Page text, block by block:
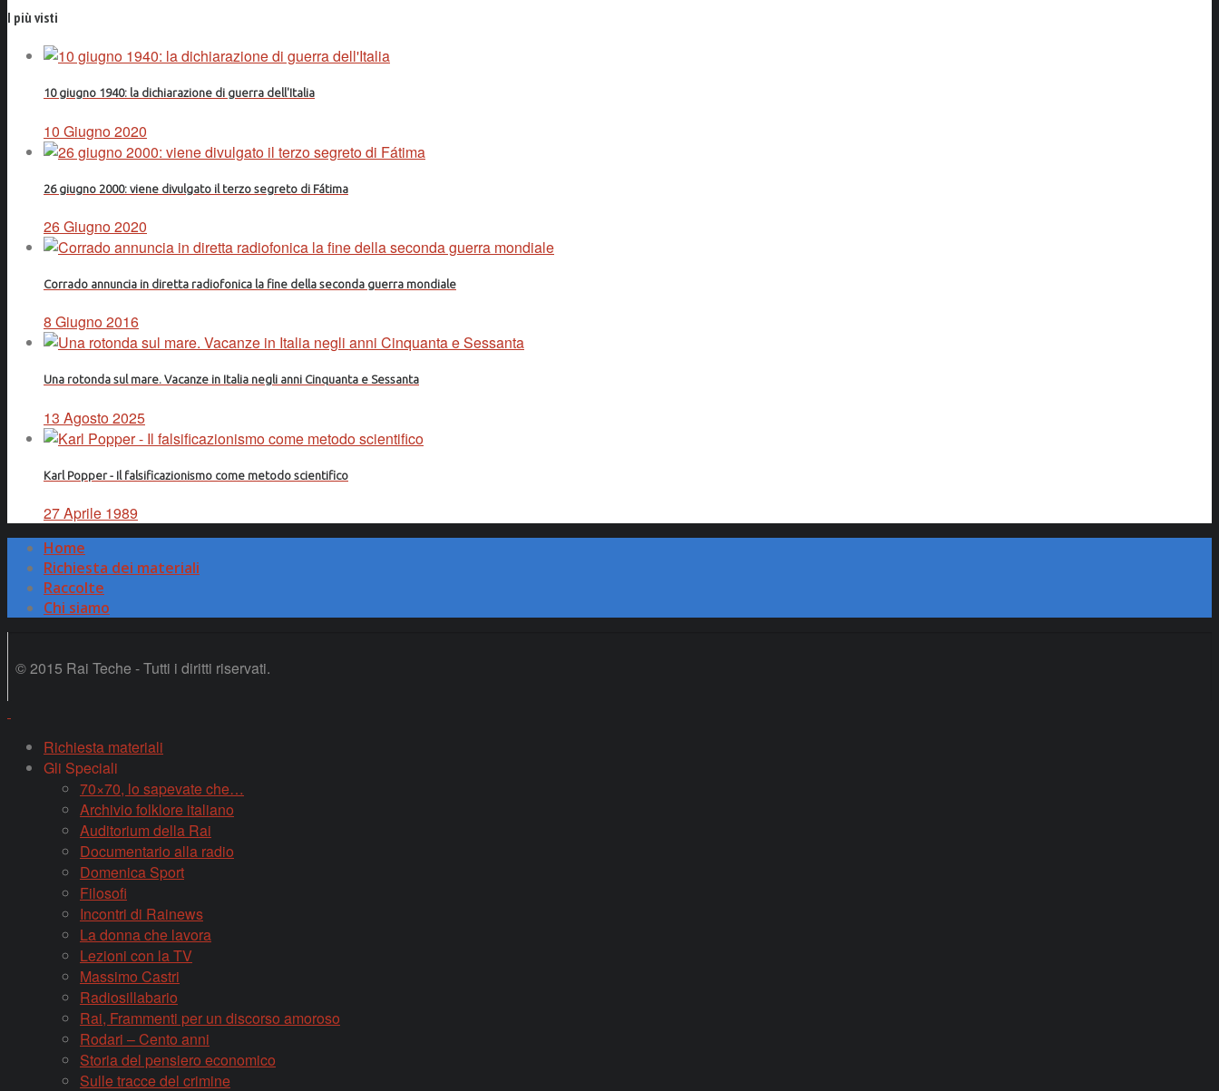
I più visti
10 giugno 1940: la dichiarazione di guerra dell'Italia
10 Giugno 2020
26 giugno 2000: viene divulgato il terzo segreto di Fátima
26 Giugno 2020
Corrado annuncia in diretta radiofonica la fine della seconda guerra mondiale
8 Giugno 2016
Una rotonda sul mare. Vacanze in Italia negli anni Cinquanta e Sessanta
13 Agosto 2025
Karl Popper - Il falsificazionismo come metodo scientifico
27 Aprile 1989
Home
Richiesta dei materiali
Raccolte
Chi siamo
© 2015 Rai Teche - Tutti i diritti riservati.
Richiesta materiali
Gli Speciali
70×70, lo sapevate che…
Archivio folklore italiano
Auditorium della Rai
Documentario alla radio
Domenica Sport
Filosofi
Incontri di Rainews
La donna che lavora
Lezioni con la TV
Massimo Castri
Radiosillabario
Rai, Frammenti per un discorso amoroso
Rodari – Cento anni
Storia del pensiero economico
Sulle tracce del crimine